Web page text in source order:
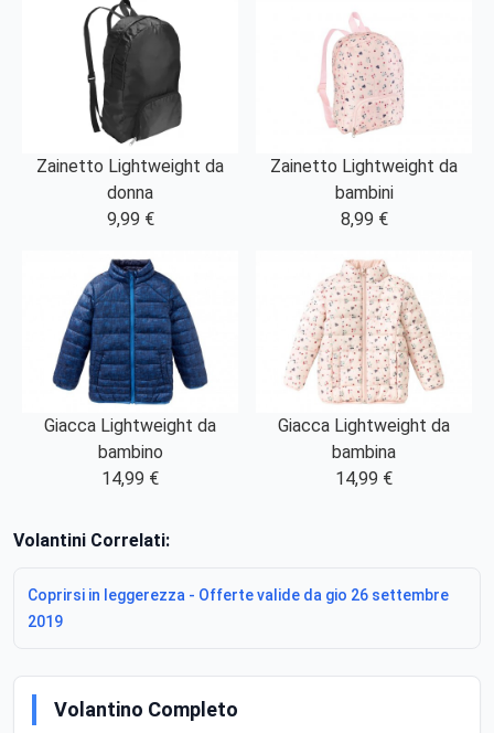
Zainetto Lightweight da
donna
9,99 €
Zainetto Lightweight da
bambini
8,99 €
Giacca Lightweight da
bambino
14,99 €
Giacca Lightweight da
bambina
14,99 €
Volantini Correlati:
Coprirsi in leggerezza - Offerte valide da gio 26 settembre
2019
Volantino Completo